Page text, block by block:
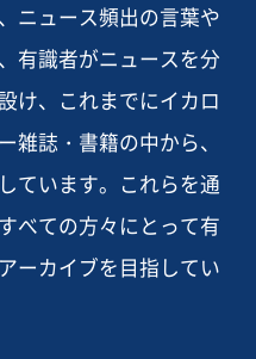
ニュース頻出の言葉や
有識者がニュースを分
け、これまでにイカロ
雑誌・書籍の中から、
ています。これらを通
べての方々にとって有
ーカイブを目指してい